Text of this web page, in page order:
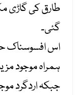
طارق کی گاڑی
گئی۔
اس افسوسناک
ہمراہ موجود